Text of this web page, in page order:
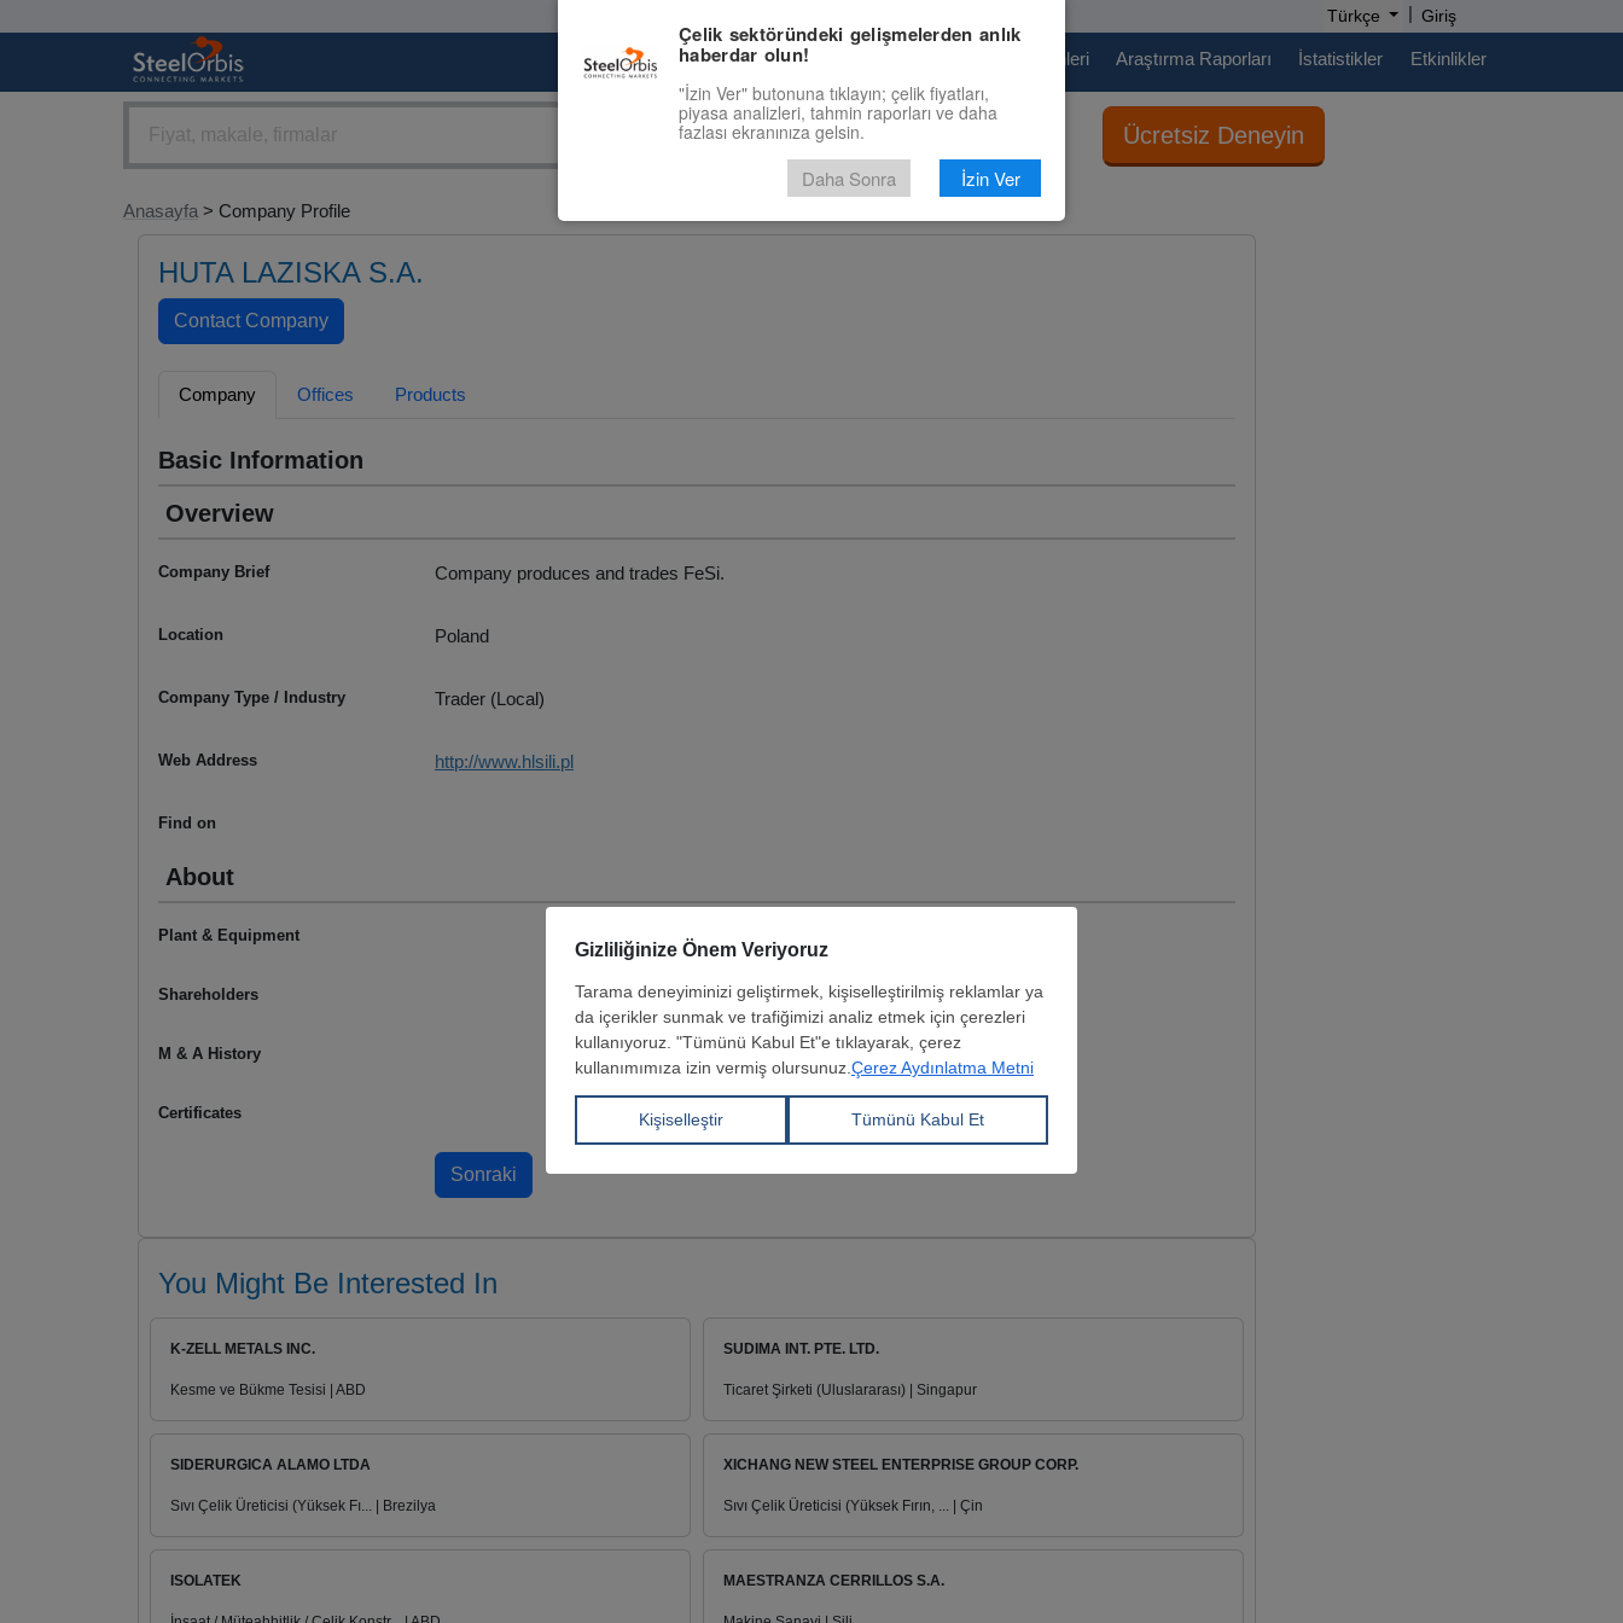
Türkçe | Giriş
Pazaryeri Fiyat Tahminleri Araştırma Raporları İstatistikler Etkinlikler
Ücretsiz Deneyin
Anasayfa > Company Profile
HUTA LAZISKA S.A.
Company Offices Products
Basic Information
Overview
Company Brief Company produces and trades FeSi.
Location Poland
Company Type / Industry Trader (Local)
Web Address http://www.hlsili.pl
Find on
About
Plant & Equipment
Shareholders
M & A History
Certificates
You Might Be Interested In
K-ZELL METALS INC.
Kesme ve Bükme Tesisi | ABD
SUDIMA INT. PTE. LTD.
Ticaret Şirketi (Uluslararası) | Singapur
SIDERURGICA ALAMO LTDA
Sıvı Çelik Üreticisi (Yüksek Fı... | Brezilya
XICHANG NEW STEEL ENTERPRISE GROUP CORP.
Sıvı Çelik Üreticisi (Yüksek Fırın, ... | Çin
ISOLATEK MAESTRANZA CERRILLOS S.A.
Çelik sektöründeki gelişmelerden anlık
haberdar olun!
"İzin Ver" butonuna tıklayın; çelik fiyatları,
piyasa analizleri, tahmin raporları ve daha
fazlası ekranınıza gelsin.
Daha Sonra İzin Ver